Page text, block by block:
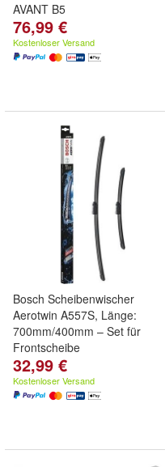
AVANT B5
76,99 €
Kostenloser Versand
Bosch Scheibenwischer
Aerotwin A557S, Länge:
700mm/400mm – Set für
Frontscheibe
32,99 €
Kostenloser Versand